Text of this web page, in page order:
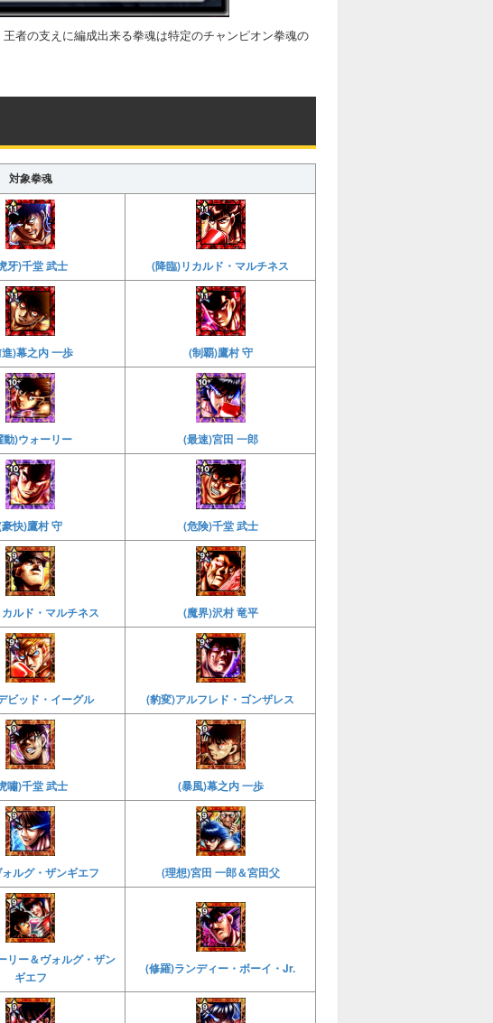
者の支えに編成出来る拳魂は特定のチャンピオン拳魂の
対象拳魂
牙)千堂 武士 (降臨)リカルド・マルチネス
)幕之内 一歩 (制覇)鷹村 守
動)ウォーリー (最速)宮田 一郎
快)鷹村 守 (危険)千堂 武士
ルド・マルチネス (魔界)沢村 竜平
ビッド・イーグル (豹変)アルフレド・ゴンザレス
嘯)千堂 武士 (暴風)幕之内 一歩
ルグ・ザンギエフ (理想)宮田 一郎＆宮田父
リー＆ヴォルグ・ザン
ギエフ
(修羅)ランディー・ボーイ・Jr.